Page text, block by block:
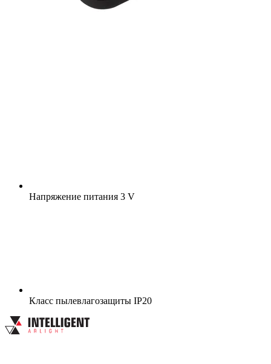
Напряжение питания 3 V
Класс пылевлагозащиты IP20